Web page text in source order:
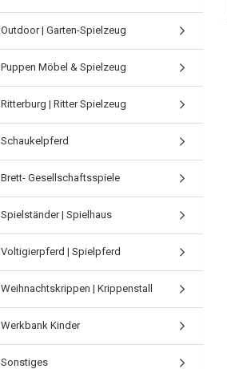
Outdoor | Garten-Spielzeug
Puppen Möbel & Spielzeug
Ritterburg | Ritter Spielzeug
Schaukelpferd
Brett- Gesellschaftsspiele
Spielständer | Spielhaus
Voltigierpferd | Spielpferd
Weihnachtskrippen | Krippenstall
Werkbank Kinder
Sonstiges